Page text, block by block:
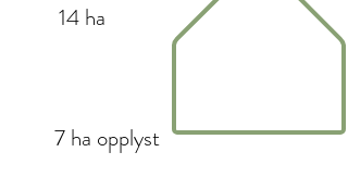
14 ha
7 ha opplyst